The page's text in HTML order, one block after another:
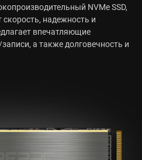
NVMe SSD,
скорость, надежность и
впечатляющие
а также долговечность и